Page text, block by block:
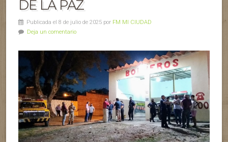
DE LA PAZ
Publicada el 8 de julio de 2025 por FM MI CIUDAD
Deja un comentario